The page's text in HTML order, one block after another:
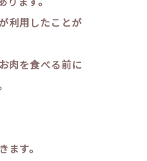
利用したことが
肉を食べる前に
ます。